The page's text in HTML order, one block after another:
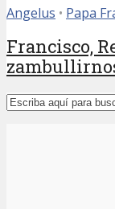
Angelus • Papa
Francisco,